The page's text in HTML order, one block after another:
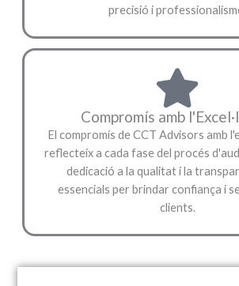
precisió i
Compromís amb
El compromís de CCT Advisors amb
reflecteix a cada fase del procés
dedicació a la qualitat i la
essencials per brindar confiança i
clients.